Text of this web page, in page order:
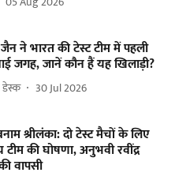
ने भारत की टेस्ट टीम में पहली
जगह, जानें कौन हैं यह खिलाड़ी?
डेस्क 30 Jul 2026
श्रीलंका: दो टेस्ट मैचों के लिए
टीम की घोषणा, अनुभवी रवींद्र
वापसी